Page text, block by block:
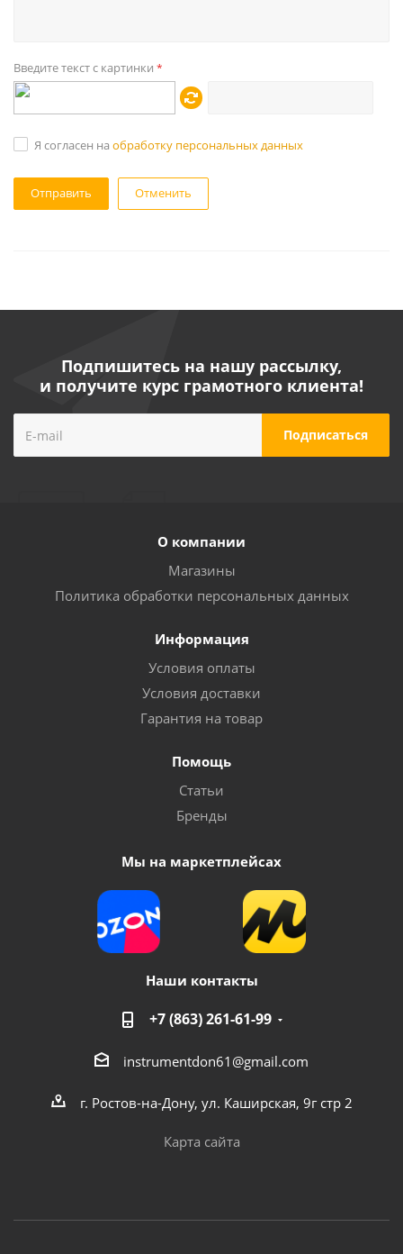
Введите текст с картинки *
Я согласен на обработку персональных данных
Отменить
Подпишитесь на нашу рассылку,
и получите курс грамотного клиента!
О компании
Магазины
Политика обработки персональных данных
Информация
Условия оплаты
Условия доставки
Гарантия на товар
Помощь
Статьи
Бренды
Мы на маркетплейсах
Наши контакты
+7 (863) 261-61-99
instrumentdon61@gmail.com
г. Ростов-на-Дону, ул. Каширская, 9г стр 2
Карта сайта